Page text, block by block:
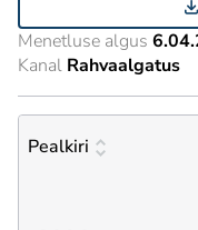
Menetluse algus
Kanal Rahvaalgatus
Pealkiri